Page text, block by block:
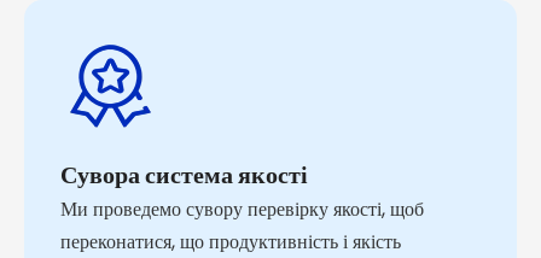
Сувора система якості
Ми проведемо сувору перевірку якості, щоб
переконатися, що продуктивність і якість